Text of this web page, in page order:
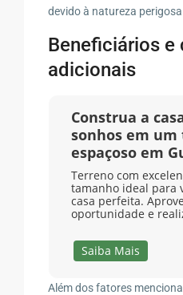
devido à natureza
Beneficiários e
adicionais
Construa a
sonhos em
espaçoso em
Terreno com
tamanho ideal para
casa perfeita.
oportunidade e
Saiba Mais
Além dos fatores